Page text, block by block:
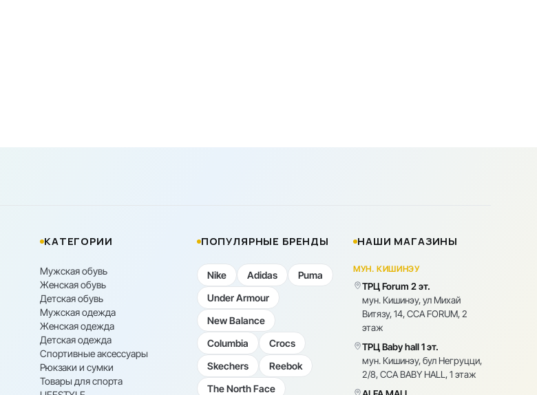
КАТЕГОРИИ
Мужская обувь
Женская обувь
Детская обувь
Мужская одежда
Женская одежда
Детская одежда
Спортивные аксессуары
Рюкзаки и сумки
Товары для спорта
ПОПУЛЯРНЫЕ БРЕНДЫ
Nike Adidas
Puma
Under Armour
New Balance
Columbia
Crocs
Skechers
Reebok
The North Face
НАШИ МАГАЗИНЫ
МУН. КИШИНЭУ
ТРЦ Forum 2 эт.
мун. Кишинэу, ул Михай
Витязу, 14, CCA FORUM, 2
этаж
ТРЦ Baby hall 1 эт.
мун. Кишинэу, бул Негруцци,
2/8, CCA BABY HALL, 1 этаж